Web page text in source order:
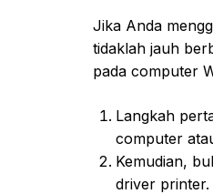
Jika Anda
tidaklah jauh
pada computer
Langkah
computer
Kemudian,
driver